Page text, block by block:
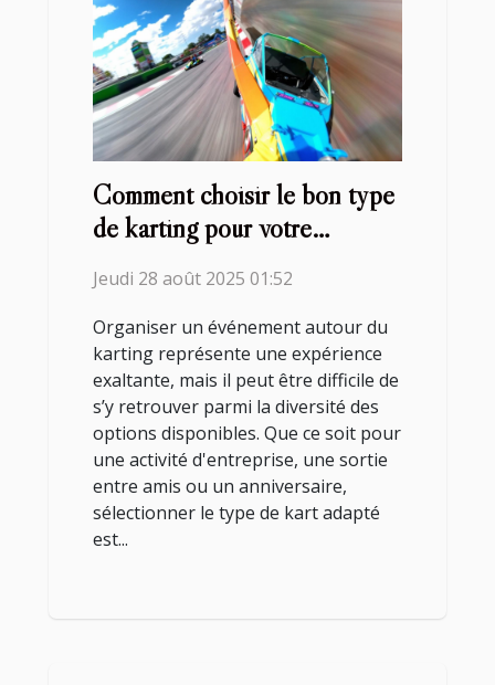
Comment choisir le bon type
de karting pour votre
Jeudi 28 août 2025 01:52
Organiser un événement autour du
karting représente une expérience
exaltante, mais il peut être difficile de
s’y retrouver parmi la diversité des
options disponibles. Que ce soit pour
une activité d'entreprise, une sortie
entre amis ou un anniversaire,
sélectionner le type de kart adapté
est...